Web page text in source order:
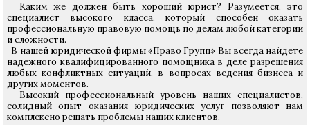
Каким же должен быть хороший юрист? Разумеется, это
специалист высокого класса, который способен оказать
профессиональную правовую помощь по делам любой категории
и сложности.
В нашей юридической фирмы «Право Групп» Вы всегда найдете
надежного квалифицированного помощника в деле разрешения
любых конфликтных ситуаций, в вопросах ведения бизнеса и
других моментов.
Высокий профессиональный уровень наших специалистов,
солидный опыт оказания юридических услуг позволяют нам
комплексно решать проблемы наших клиентов.